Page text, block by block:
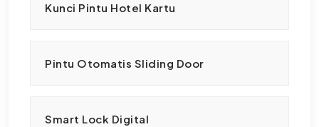
Kunci Pintu Hotel Kartu
Pintu Otomatis Sliding Door
Smart Lock Digital